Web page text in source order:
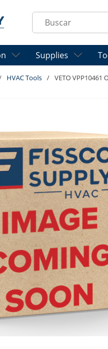
Site Search
Supplies
HVAC Tools / VETO VPP10461